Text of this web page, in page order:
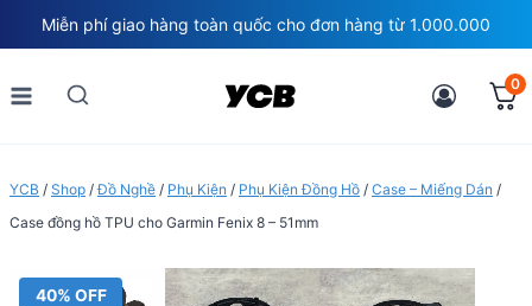
to
content
Miễn phí giao hàng toàn quốc cho đơn hàng từ 1.000.000
0
YCB / Shop /Đồ Nghề / Phụ Kiện / Phụ Kiện Đồng Hồ / Case – Miếng Dán /
Case đồng hồ TPU cho Garmin Fenix 8 – 51mm
40% OFF